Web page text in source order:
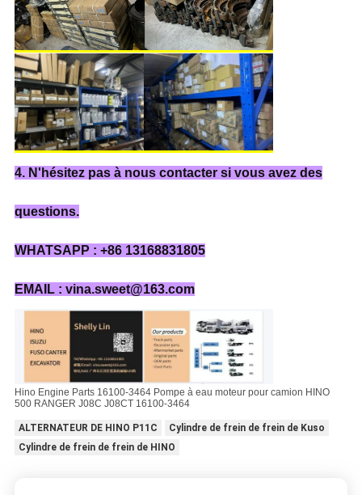
4. N'hésitez pas à nous contacter si vous avez des
questions.
WHATSAPP : +86 13168831805
EMAIL : vina.sweet@163.com
Hino Engine Parts 16100-3464 Pompe à eau moteur pour camion HINO
500 RANGER J08C J08CT 16100-3464
ALTERNATEUR DE HINO P11C
Cylindre de frein de frein de Kuso
Cylindre de frein de frein de HINO